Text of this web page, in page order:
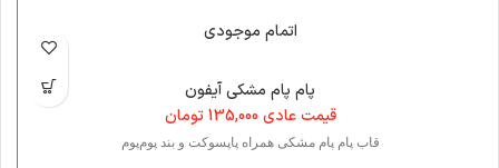
اتمام موجودی
پام پام مشکی آیفون
قیمت عادی135,000 تومان
قاب پام‌ پام مشکی همراه پاپسوکت و بند پوم‌پوم